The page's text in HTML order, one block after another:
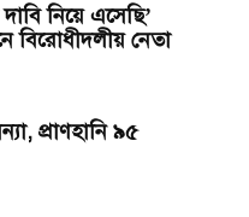
নিয়ে এসেছি’
বিরোধীদলীয় নেতা
প্রাণহানি ৯৫